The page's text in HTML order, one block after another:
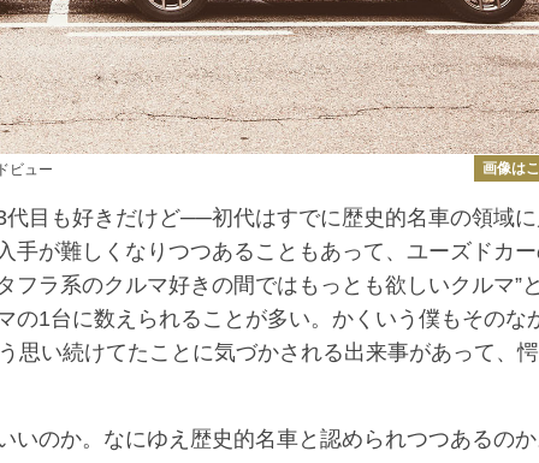
ビュー 画像は
目も好きだけど──初代はすでに歴史的名車の領域
手が難しくなりつつあることもあって、ユーズドカ
ラ系のクルマ好きの間ではもっとも欲しいクルマ”
の1台に数えられることが多い。かくいう僕もそのな
思い続けてたことに気づかされる出来事があって、
のか。なにゆえ歴史的名車と認められつつあるの